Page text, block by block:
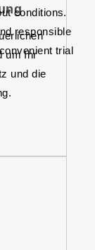
um Ihr
und die
conditions.
responsible
trial